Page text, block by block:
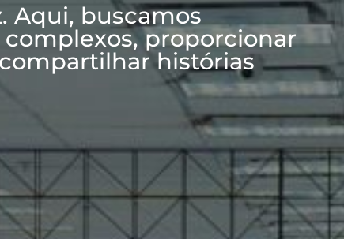
Aqui, buscamos
proporcionar
histórias